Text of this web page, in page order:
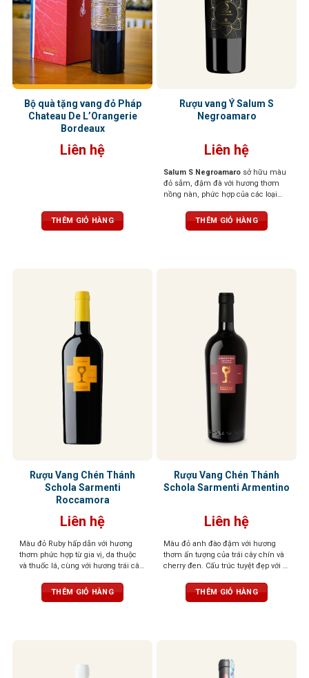
Bộ quà tặng vang đỏ Pháp
Chateau De L’Orangerie
Bordeaux
Liên hệ
THÊM GIỎ HÀNG
Rượu vang Ý Salum S
Negroamaro
Liên hệ
Salum S Negroamaro sở hữu màu
đỏ sẫm, đậm đà với hương thơm
nồng nàn, phức hợp của các loại
quyện cùng mùi hương thoang
thoảng của thuốc lá và da thuộc. Vị
THÊM GIỎ HÀNG
Rượu Vang Chén Thánh
Schola Sarmenti
Roccamora
Liên hệ
Màu đỏ Ruby hấp dẫn với hương
thơm phức hợp từ gia vị, da thuộc
và thuốc lá, cùng với hương trái cây
tannin dịu nhẹ, và dư vị hơi đắng
kéo dài, để lại ấn tượng khó quên
THÊM GIỎ HÀNG
Rượu Vang Chén Thánh
Schola Sarmenti Armentino
Liên hệ
Màu đỏ anh đào đậm với hương
thơm ấn tượng của trái cây chín và
cherry đen. Cấu trúc tuyệt đẹp với vị
trưởng thành và dẻo dai
THÊM GIỎ HÀNG